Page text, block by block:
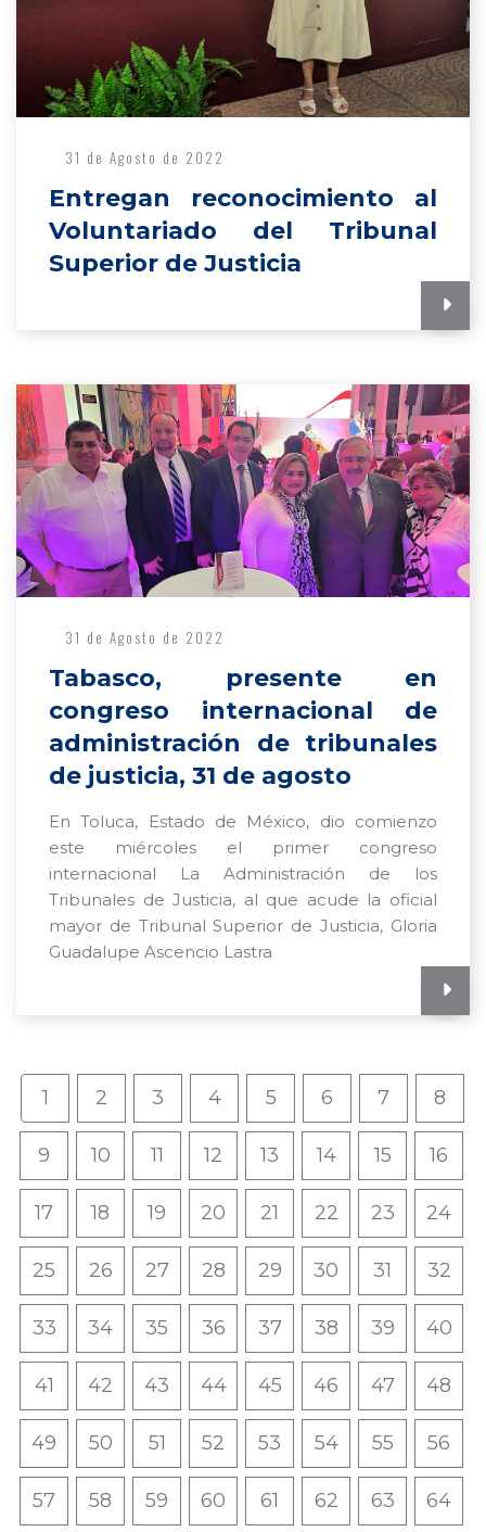
31 de Agosto de 2022
Entregan reconocimiento al
Voluntariado del Tribunal
Superior de Justicia
31 de Agosto de 2022
Tabasco, presente en
congreso internacional de
administración de tribunales
de justicia, 31 de agosto
En Toluca, Estado de México, dio comienzo
este miércoles el primer congreso
internacional La Administración de los
Tribunales de Justicia, al que acude la oficial
mayor de Tribunal Superior de Justicia, Gloria
Guadalupe Ascencio Lastra
1 2 3 4 5 6 7 8
9 10 11 12 13 14 15 16
17 18 19 20 21 22 23 24
25 26 27 28 29 30 31 32
33 34 35 36 37 38 39 40
41 42 43 44 45 46 47 48
49 50 51 52 53 54 55 56
57 58 59 60 61 62 63 64